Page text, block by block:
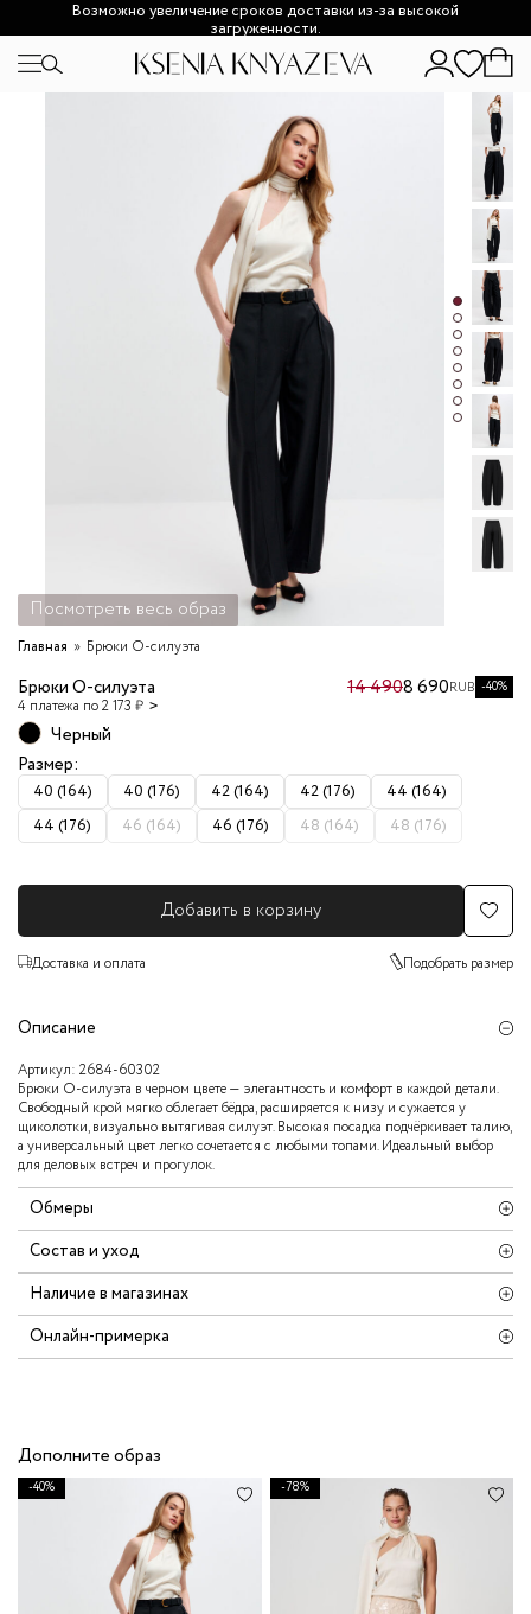
Возможно увеличение сроков доставки из-за высокой
загруженности.
Посмотреть весь образ
Главная Брюки О-силуэта
Брюки О-силуэта
4 платежа по 2 173 ₽
14 4908 690RUB -40%
Черный
Размер:
40 (164) 40 (176) 42 (164) 42 (176)
44 (164)
44 (176)
46 (164) 46 (176) 48 (164) 48 (176)
Добавить в корзину
Доставка и оплата Подобрать размер
Описание
Артикул: 2684-60302
Брюки О‑силуэта в черном цвете — элегантность и комфорт в каждой детали.
Свободный крой мягко облегает бёдра, расширяется к низу и сужается у
щиколотки, визуально вытягивая силуэт. Высокая посадка подчёркивает талию,
а универсальный цвет легко сочетается с любыми топами. Идеальный выбор
для деловых встреч и прогулок.
Обмеры
Состав и уход
Наличие в магазинах
Онлайн-примерка
Дополните образ
-40% -78%